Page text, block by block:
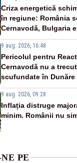
Criza energetică
în regiune: România
Cernavodă, Bulgaria
9 aug. 2026, 16:48
Pericolul pentru
Cernavodă nu a
scufundate în
9 aug. 2026, 09:28
Inflația distruge
minim. Românii nu
PE